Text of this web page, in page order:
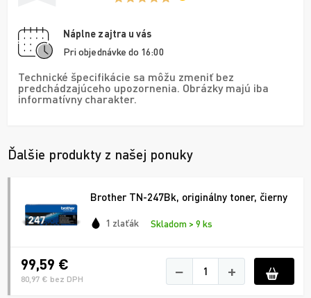
Náplne zajtra u vás
Pri objednávke do 16:00
Technické špecifikácie sa môžu zmeniť bez
predchádzajúceho upozornenia. Obrázky majú iba
informatívny charakter.
Ďalšie produkty z našej ponuky
Brother TN-247Bk, originálny toner, čierny
1 zlaťák Skladom > 9 ks
99,59 €
80,97 € bez DPH − +